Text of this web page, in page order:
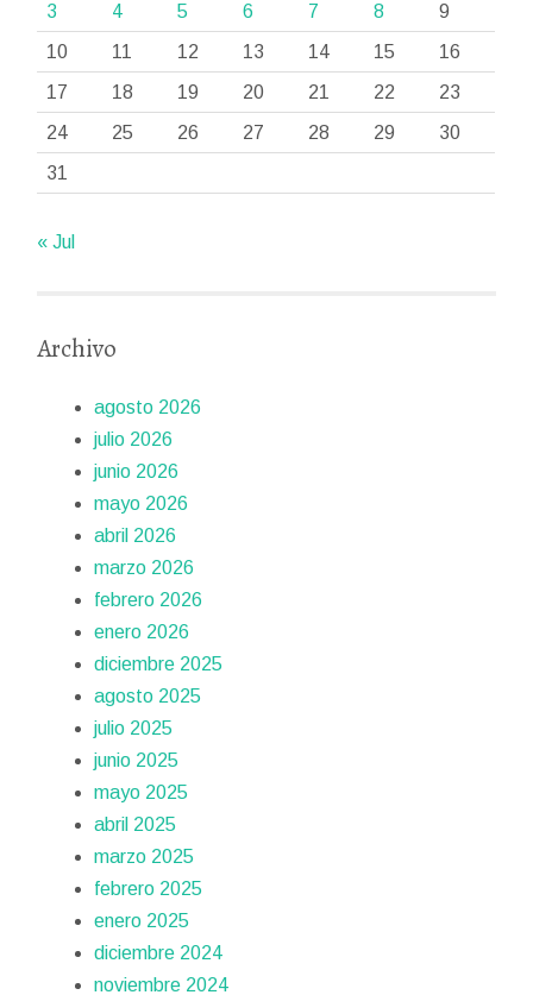
3
4 5 6 7 8
9
10
11 12 13 14 15
16
17
18 19 20 21 22
23
24
25 26 27 28 29
30
31
« Jul
Archivo
agosto 2026
julio 2026
junio 2026
mayo 2026
abril 2026
marzo 2026
febrero 2026
enero 2026
diciembre 2025
agosto 2025
julio 2025
junio 2025
mayo 2025
abril 2025
marzo 2025
febrero 2025
enero 2025
diciembre 2024
noviembre 2024